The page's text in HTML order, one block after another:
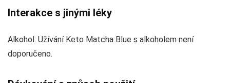
Interakce s jinými léky
Alkohol: Užívání Keto Matcha Blue s alkoholem není
doporučeno.